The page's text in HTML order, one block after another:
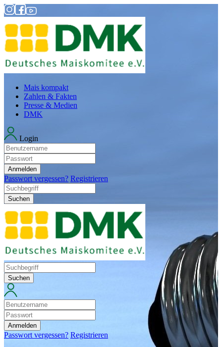
Mais kompakt
Zahlen & Fakten
Presse & Medien
DMK
Login
Anmelden
Passwort vergessen? Registrieren
Suchen
Suchen
Anmelden
Passwort vergessen? Registrieren